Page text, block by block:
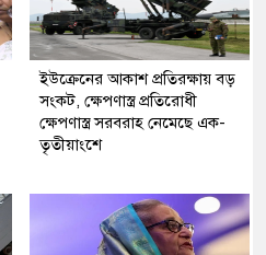
ইউক্রেনের আকাশ প্রতিরক্ষায় বড়
সংকট, ক্ষেপণাস্ত্র প্রতিরোধী
ক্ষেপণাস্ত্র সরবরাহ নেমেছে এক-
তৃতীয়াংশে